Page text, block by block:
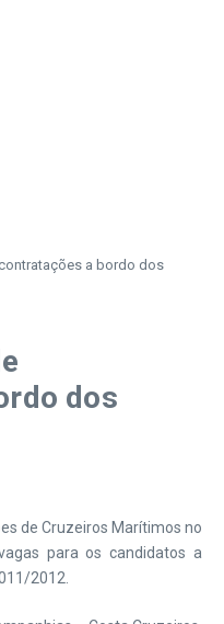
a bordo dos
dos
de Cruzeiros Marítimos no
para os candidatos a
2012.